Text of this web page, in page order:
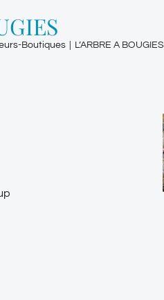
Boutiques L’ARBRE A BOUGIES